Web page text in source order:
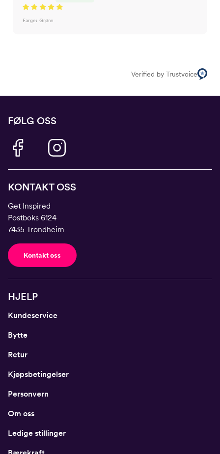
Farge: Grønn
Verified by Trustvoice
FØLG OSS
KONTAKT OSS
Get Inspired
Postboks 6124
7435 Trondheim
Kontakt oss
HJELP
Kundeservice
Bytte
Retur
Kjøpsbetingelser
Personvern
Om oss
Ledige stillinger